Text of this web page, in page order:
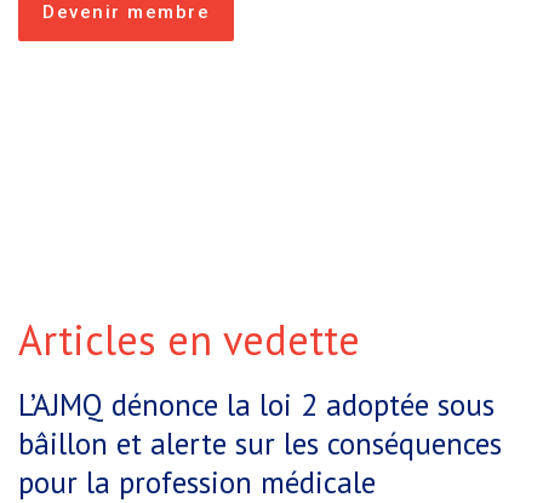
Devenir membre
Articles en vedette
L’AJMQ dénonce la loi 2 adoptée sous
bâillon et alerte sur les conséquences
pour la profession médicale